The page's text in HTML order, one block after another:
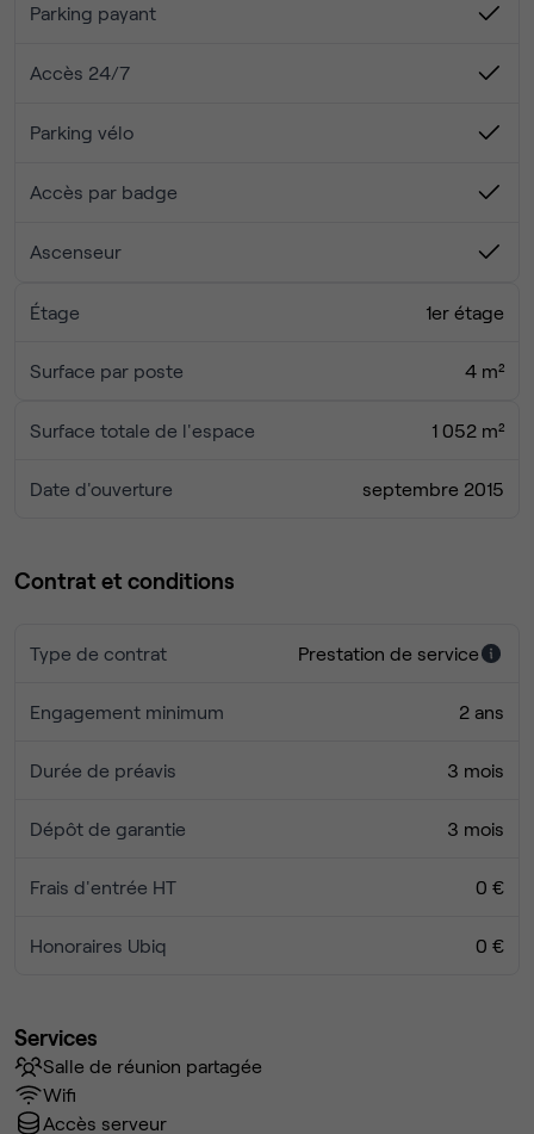
Parking payant
Accès 24/7
Parking vélo
Accès par badge
Ascenseur
Étage 1er étage
Surface par poste 4 m²
Surface totale de l'espace 1 052 m²
Date d'ouverture septembre 2015
Contrat et conditions
Type de contrat Prestation de service
Engagement minimum 2 ans
Durée de préavis 3 mois
Dépôt de garantie 3 mois
Frais d'entrée HT 0 €
Honoraires Ubiq 0 €
Services
Salle de réunion partagée
Wifi
Accès serveur